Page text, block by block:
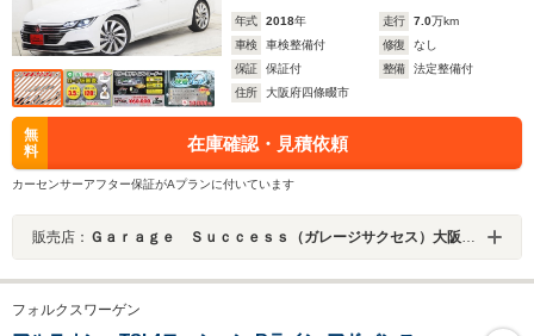
年式 2018年 走行 7.0万km
車検
車検整備付 修復
なし
保証
保証付 整備
法定整備付
住所
大阪府四條畷市
無
料
在庫確認・見積依頼
カーセンサーアフター保証がAプランに付いています
販売店： Ｇａｒａｇｅ Ｓｕｃｃｅｓｓ（ガレージサクセス）大阪外環店 クラウン・マークＸ セダン専門店
フォルクスワーゲン